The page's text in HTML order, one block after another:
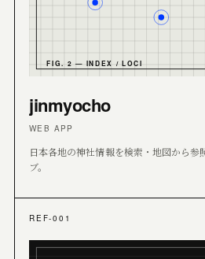
FIG. 2 — INDEX / LOCI
jinmyocho
WEB APP
日本各地の神社情報を検索・地図から参
ブ。
REF-001